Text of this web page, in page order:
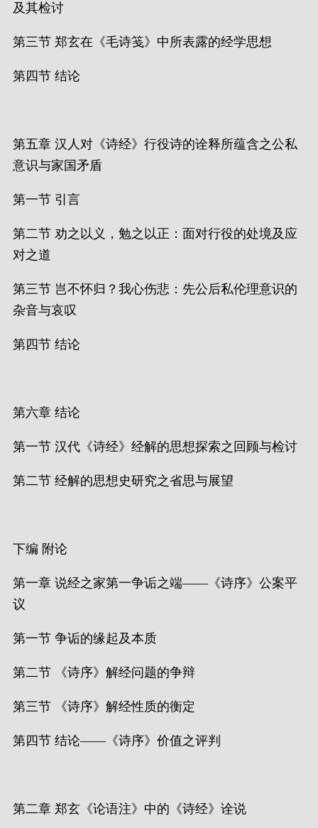
及其检讨
第三节 郑玄在《毛诗笺》中所表露的经学思想
第四节 结论
第五章 汉人对《诗经》行役诗的诠释所蕴含之公私
意识与家国矛盾
第一节 引言
第二节 劝之以义，勉之以正：面对行役的处境及应
对之道
第三节 岂不怀归？我心伤悲：先公后私伦理意识的
杂音与哀叹
第四节 结论
第六章 结论
第一节 汉代《诗经》经解的思想探索之回顾与检讨
第二节 经解的思想史研究之省思与展望
下编 附论
第一章 说经之家第一争诟之端——《诗序》公案平
议
第一节 争诟的缘起及本质
第二节 《诗序》解经问题的争辩
第三节 《诗序》解经性质的衡定
第四节 结论——《诗序》价值之评判
第二章 郑玄《论语注》中的《诗经》诠说